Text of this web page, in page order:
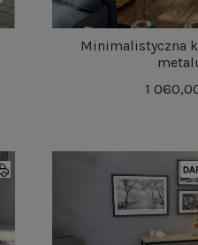
Minimalistyczna
1